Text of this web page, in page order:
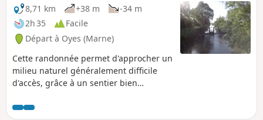
8,71 km
+38 m
-34 m
2h 35
Facile
Départ à Oyes (Marne)
Cette randonnée permet d'approcher un
milieu naturel généralement difficile
d'accès, grâce à un sentier bien
quelques beaux points de vue. Une